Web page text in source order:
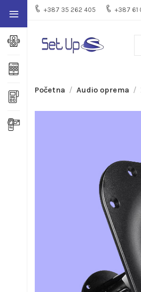
+387 35 262 405 +387 61
Početna Audio oprema